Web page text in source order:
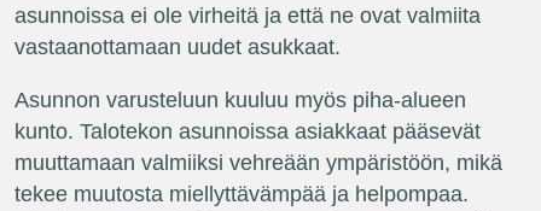
asunnoissa ei ole virheitä ja että ne ovat valmiita
vastaanottamaan uudet asukkaat.
Asunnon varusteluun kuuluu myös piha-alueen
kunto. Talotekon asunnoissa asiakkaat pääsevät
muuttamaan valmiiksi vehreään ympäristöön, mikä
tekee muutosta miellyttävämpää ja helpompaa.